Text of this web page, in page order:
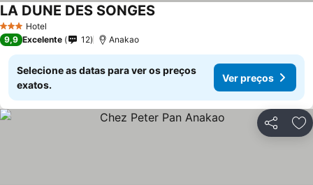
3 EstrelasHotel
LA DUNE DES SONGES
9,9 Excelente 12 Anakao
Selecione as datas para ver os preços
exatos.
Ver preços
Partilhar